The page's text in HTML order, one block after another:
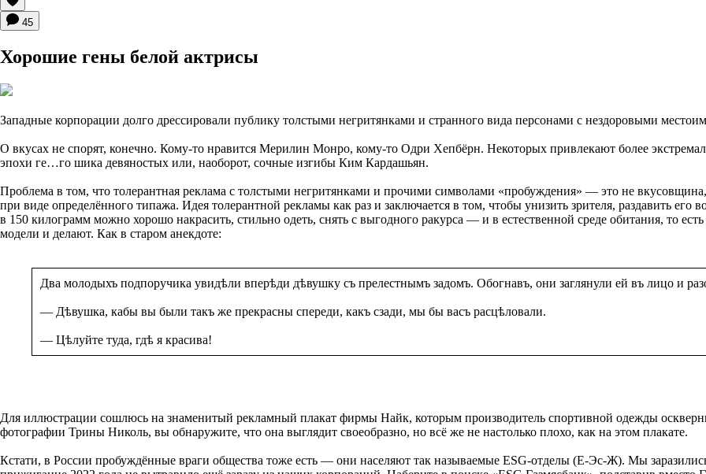
45
Хорошие гены белой актрисы
Западные корпорации долго дрессировали публику толстыми негритянками и странного вида персонами с нездоровыми
О вкусах не спорят, конечно. Кому-то нравится Мерилин Монро, кому-то Одри Хепбёрн. Некоторых привлекают более
эпохи ге…го шика девяностых или, наоборот, сочные изгибы Ким Кардашьян.
Проблема в том, что толерантная реклама с толстыми негритянками и прочими символами «пробуждения» — это не
при виде определённого типажа. Идея толерантной рекламы как раз и заключается в том, чтобы унизить зрителя, раздавить
в 150 килограмм можно хорошо накрасить, стильно одеть, снять с выгодного ракурса — и в естественной среде обитания, то
модели и делают. Как в старом анекдоте:
Два молодыхъ подпоручика увидѣли вперѣди дѣвушку съ прелестнымъ задомъ. Обогнавъ, они заглянули ей въ лицо и
— Дѣвушка, кабы вы были такъ же прекрасны спереди, какъ сзади, мы бы васъ расцѣловали.
— Цѣлуйте туда, гдѣ я красива!
Для иллюстрации сошлюсь на знаменитый рекламный плакат фирмы Найк, которым производитель спортивной одежды
фотографии Трины Николь, вы обнаружите, что она выглядит своеобразно, но всё же не настолько плохо, как на этом плакате.
Кстати, в России пробуждённые враги общества тоже есть — они населяют так называемые ESG-отделы (Е-Эс-Ж). Мы